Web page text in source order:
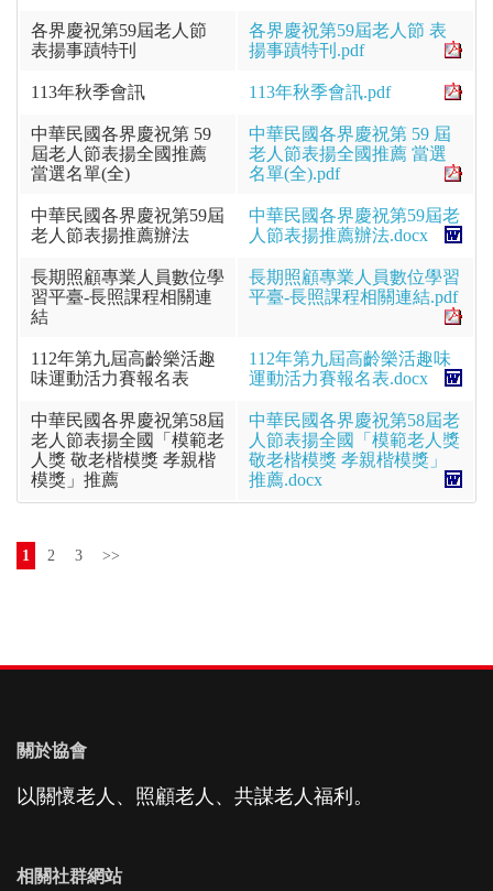
各界慶祝第59屆老人節
表揚事蹟特刊
各界慶祝第59屆老人節 表
揚事蹟特刊.pdf
113年秋季會訊 113年秋季會訊.pdf
中華民國各界慶祝第 59
屆老人節表揚全國推薦
當選名單(全)
中華民國各界慶祝第 59 屆
老人節表揚全國推薦 當選
名單(全).pdf
中華民國各界慶祝第59屆
老人節表揚推薦辦法
中華民國各界慶祝第59屆老
人節表揚推薦辦法.docx
長期照顧專業人員數位學
習平臺-長照課程相關連
結
長期照顧專業人員數位學習
平臺-長照課程相關連結.pdf
112年第九屆高齡樂活趣
味運動活力賽報名表
112年第九屆高齡樂活趣味
運動活力賽報名表.docx
中華民國各界慶祝第58屆
老人節表揚全國「模範老
人獎 敬老楷模獎 孝親楷
模獎」推薦
中華民國各界慶祝第58屆老
人節表揚全國「模範老人獎
敬老楷模獎 孝親楷模獎」
推薦.docx
1 2 3 >>
關於協會
以關懷老人、照顧老人、共謀老人福利。
相關社群網站